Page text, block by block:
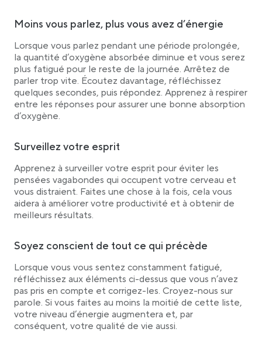
Moins vous parlez, plus vous avez d’énergie
Lorsque vous parlez pendant une période prolongée,
la quantité d’oxygène absorbée diminue et vous serez
plus fatigué pour le reste de la journée. Arrêtez de
parler trop vite. Écoutez davantage, réfléchissez
quelques secondes, puis répondez. Apprenez à respirer
entre les réponses pour assurer une bonne absorption
d’oxygène.
Surveillez votre esprit
Apprenez à surveiller votre esprit pour éviter les
pensées vagabondes qui occupent votre cerveau et
vous distraient. Faites une chose à la fois, cela vous
aidera à améliorer votre productivité et à obtenir de
meilleurs résultats.
Soyez conscient de tout ce qui précède
Lorsque vous vous sentez constamment fatigué,
réfléchissez aux éléments ci-dessus que vous n’avez
pas pris en compte et corrigez-les. Croyez-nous sur
parole. Si vous faites au moins la moitié de cette liste,
votre niveau d’énergie augmentera et, par
conséquent, votre qualité de vie aussi.